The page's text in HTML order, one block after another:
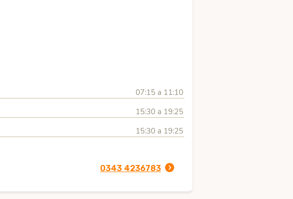
07:15 a 11:10
15:30 a 19:25
15:30 a 19:25
0343 4236783